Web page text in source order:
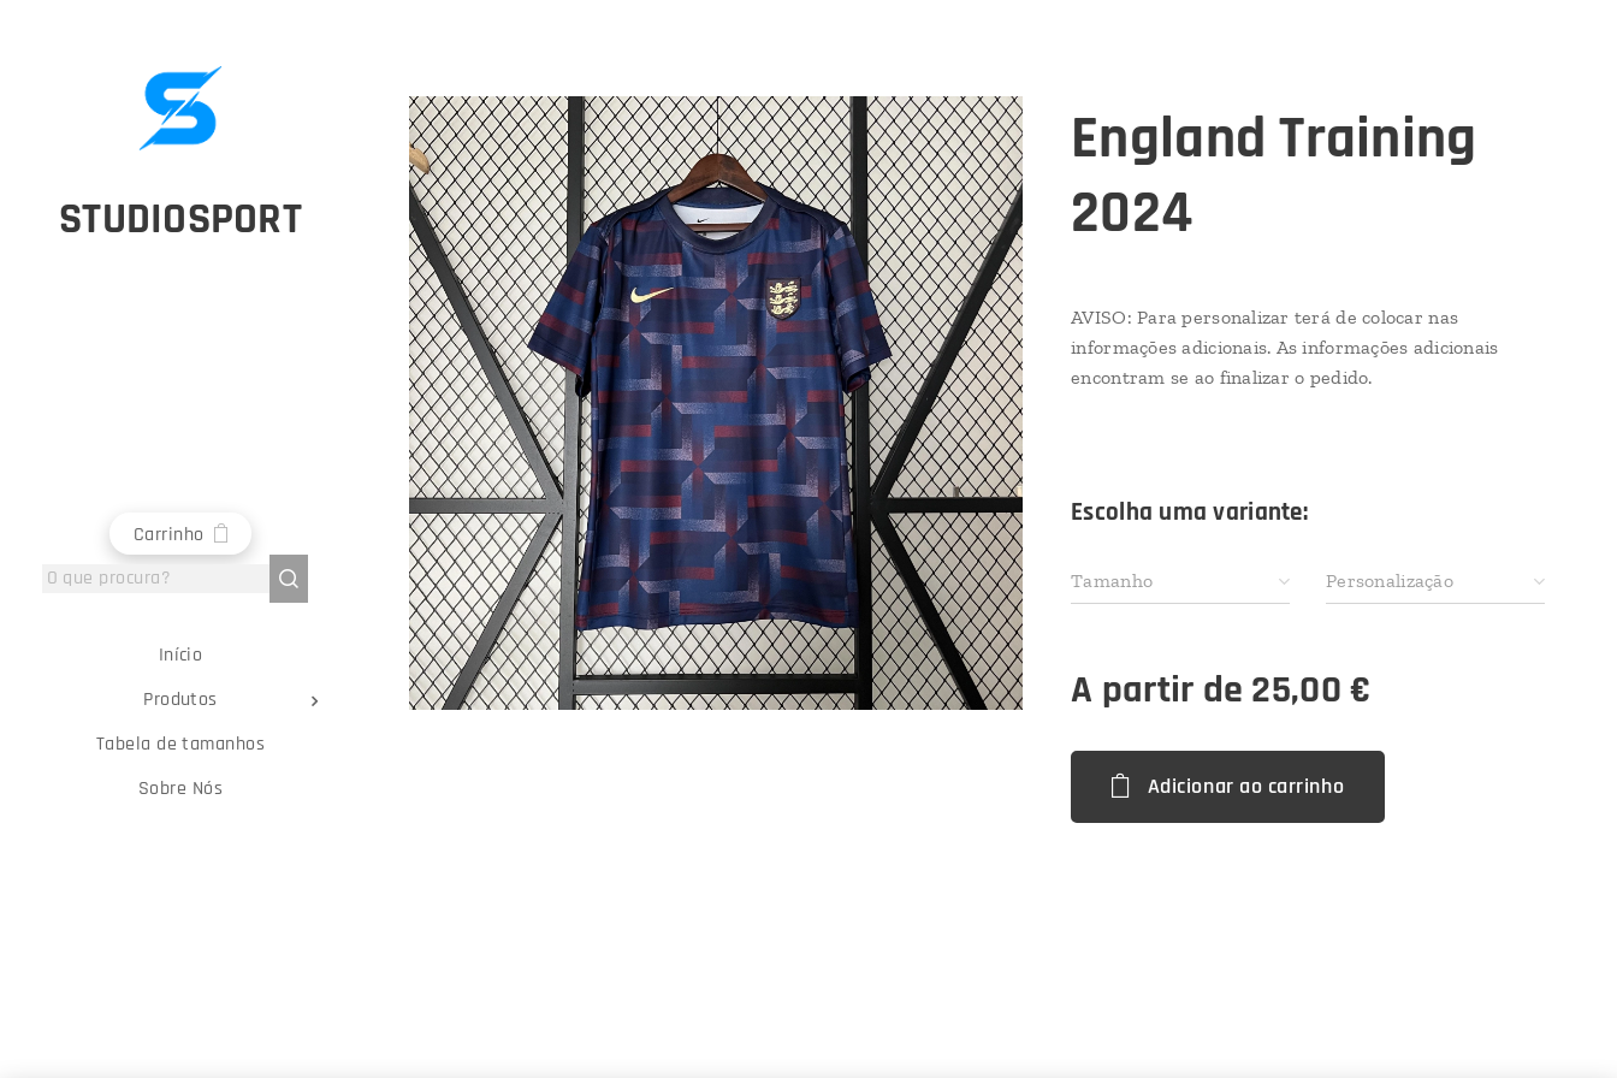
STUDIOSPORT
Carrinho
Início
Produtos
Tabela de tamanhos
Sobre Nós
England Training
2024
AVISO: Para personalizar terá de colocar nas
informações adicionais. As informações adicionais
encontram se ao finalizar o pedido.
Escolha uma variante:
Tamanho Personalização
A partir de 25,00€
Adicionar ao carrinho